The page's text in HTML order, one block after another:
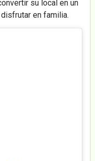
su local en un
en familia.